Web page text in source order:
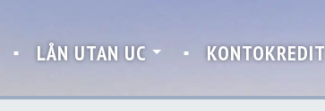
LÅN UTAN UC KONTOKREDIT